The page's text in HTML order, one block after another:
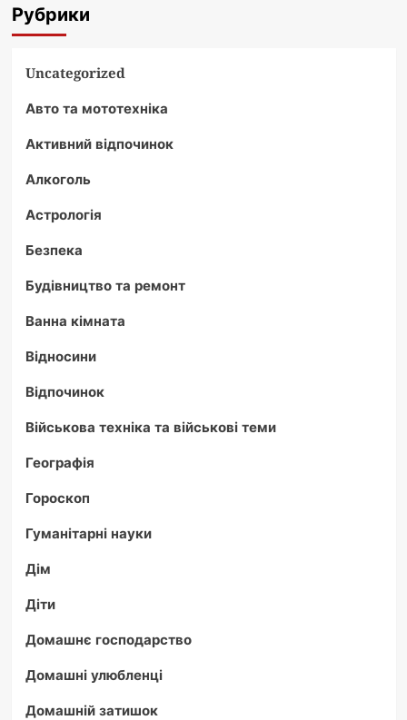
Рубрики
Uncategorized
Авто та мототехніка
Активний відпочинок
Алкоголь
Астрологія
Безпека
Будівництво та ремонт
Ванна кімната
Відносини
Відпочинок
Військова техніка та військові теми
Географія
Гороскоп
Гуманітарні науки
Дім
Діти
Домашнє господарство
Домашні улюбленці
Домашній затишок